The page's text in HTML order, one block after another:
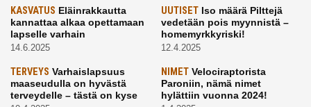
KASVATUS Eläinrakkautta
kannattaa alkaa opettamaan
lapselle varhain
14.6.2025
UUTISETIso määrä Pilttejä
vedetään pois myynnistä –
homemyrkkyriski!
12.4.2025
TERVEYS Varhaislapsuus
maaseudulla on hyvästä
terveydelle – tästä on kyse
NIMETVelociraptorista
Paroniin, nämä nimet
hylättiin vuonna 2024!